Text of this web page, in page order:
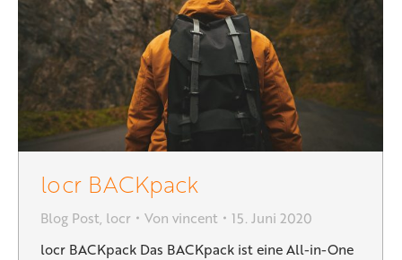
locr BACKpack
Blog Post, locr Von vincent
15. Juni 2020
locr BACKpack Das BACKpack ist eine All-in-One